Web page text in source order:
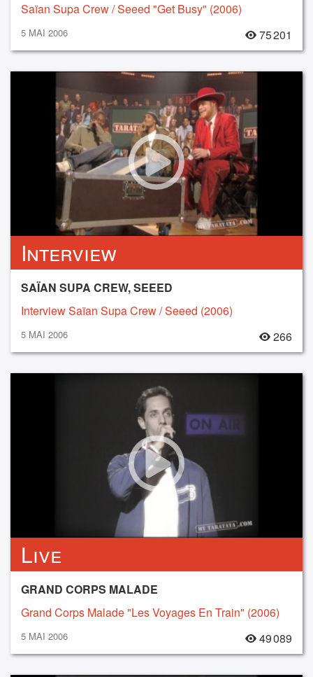
Saïan Supa Crew / Seeed "Get Busy" (2006)
5 MAI 2006 75 201
Interview
SAÏAN SUPA CREW, SEEED
Interview Saïan Supa Crew / Seeed (2006)
5 MAI 2006 266
Live
GRAND CORPS MALADE
Grand Corps Malade "Les Voyages En Train" (2006)
5 MAI 2006 49 089